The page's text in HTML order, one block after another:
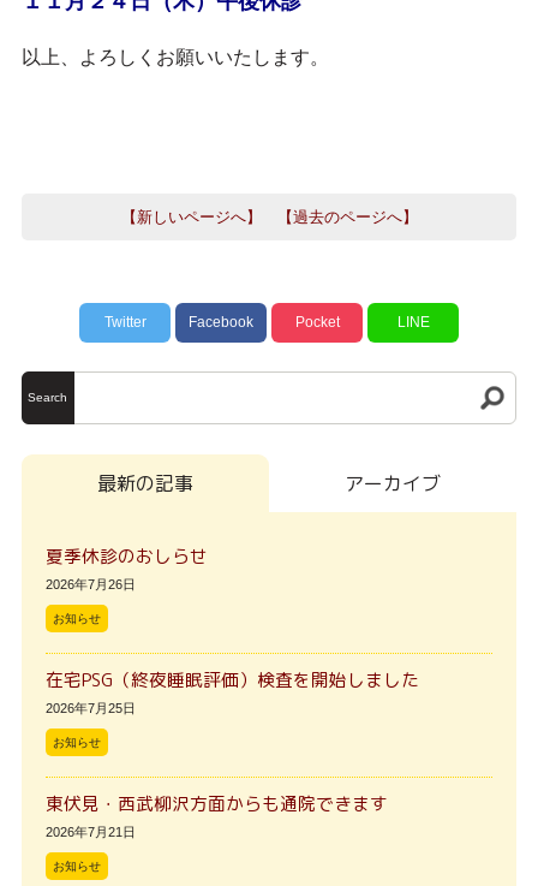
以上、よろしくお願いいたします。
【新しいページへ】 【過去のページへ】
Twitter Facebook Pocket LINE
Search
最新の記事 アーカイブ
夏季休診のおしらせ
2026年7月26日
お知らせ
在宅PSG（終夜睡眠評価）検査を開始しました
2026年7月25日
お知らせ
東伏見・西武柳沢方面からも通院できます
2026年7月21日
お知らせ